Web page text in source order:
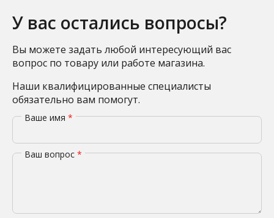
У вас остались вопросы?
Вы можете задать любой интересующий вас
вопрос по товару или работе магазина.
Наши квалифицированные специалисты
обязательно вам помогут.
Ваше имя *
Ваш вопрос *